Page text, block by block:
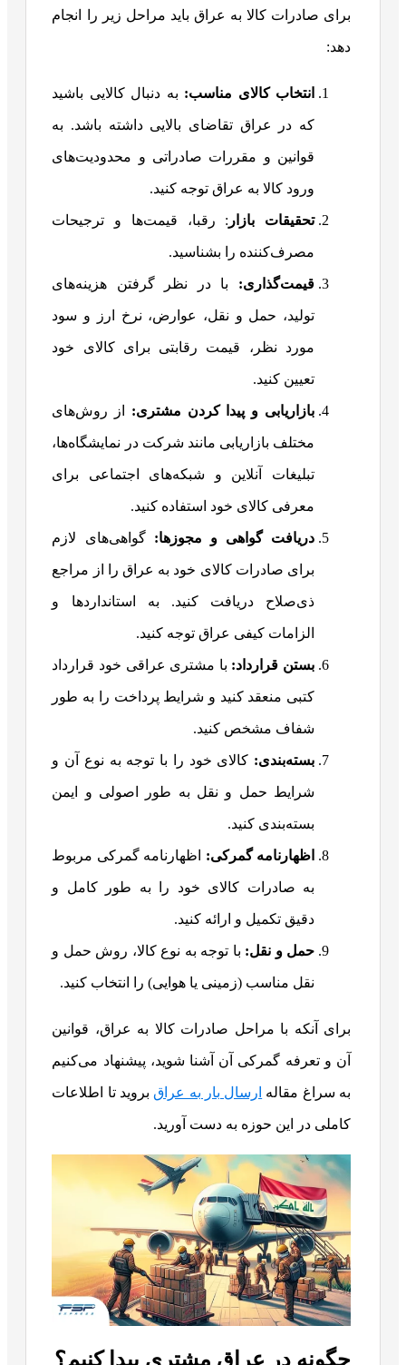
برای صادرات کالا به عراق باید مراحل زیر را انجام
دهد:
انتخاب کالای مناسب: به دنبال کالایی باشید
که در عراق تقاضای بالایی داشته باشد. به
قوانین و مقررات صادراتی و محدودیت‌های
ورود کالا به عراق توجه کنید.
تحقیقات بازار : رقبا، قیمت‌ها و ترجیحات
مصرف‌کننده را بشناسید.
قیمت‌گذاری: با در نظر گرفتن هزینه‌های
تولید، حمل و نقل، عوارض، نرخ ارز و سود
مورد نظر، قیمت رقابتی برای کالای خود
تعیین کنید.
بازاریابی و پیدا کردن مشتری: از روش‌های
مختلف بازاریابی مانند شرکت در نمایشگاه‌ها،
تبلیغات آنلاین و شبکه‌های اجتماعی برای
معرفی کالای خود استفاده کنید.
دریافت گواهی و مجوزها: گواهی‌های لازم
برای صادرات کالای خود به عراق را از مراجع
ذی‌صلاح دریافت کنید. به استانداردها و
الزامات کیفی عراق توجه کنید.
بستن قرارداد: با مشتری عراقی خود قرارداد
کتبی منعقد کنید و شرایط پرداخت را به طور
شفاف مشخص کنید.
بسته‌بندی: کالای خود را با توجه به نوع آن و
شرایط حمل و نقل به طور اصولی و ایمن
بسته‌بندی کنید.
اظهارنامه گمرکی: اظهارنامه گمرکی مربوط
به صادرات کالای خود را به طور کامل و
دقیق تکمیل و ارائه کنید.
حمل و نقل: با توجه به نوع کالا، روش حمل و
نقل مناسب (زمینی یا هوایی) را انتخاب کنید.
برای آنکه با مراحل صادرات کالا به عراق، قوانین
آن و تعرفه گمرکی آن آشنا شوید، پیشنهاد می‌کنیم
به سراغ مقاله ارسال بار به عراق بروید تا اطلاعات
کاملی در این حوزه به دست آورید.
چگونه در عراق مشتری پیدا کنیم؟